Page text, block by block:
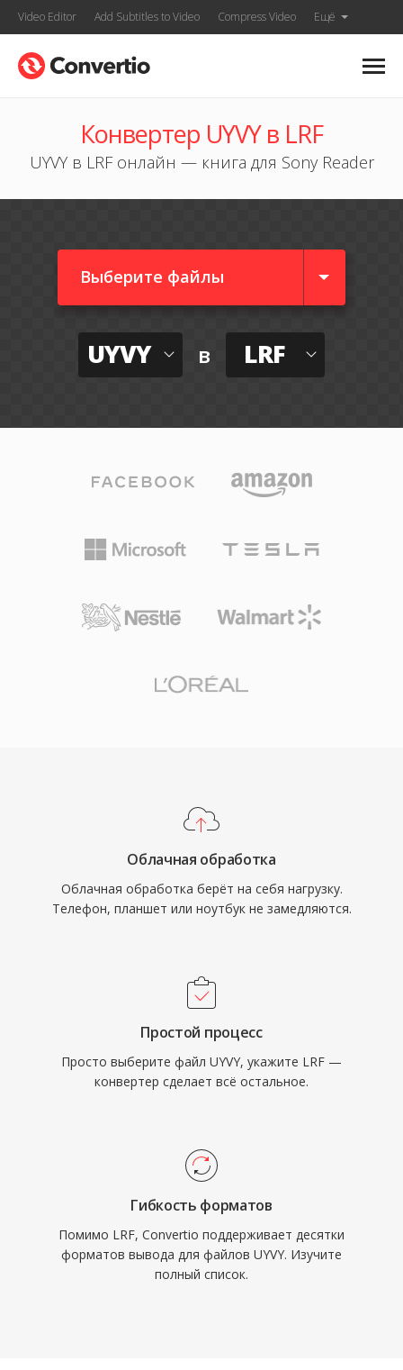
Video Editor Add Subtitles to Video Compress Video Ещё
Конвертер UYVY в LRF
UYVY в LRF онлайн — книга для Sony Reader
Выберите файлы
UYVY в LRF
Облачная обработка
Облачная обработка берёт на себя нагрузку.
Телефон, планшет или ноутбук не замедляются.
Простой процесс
Просто выберите файл UYVY, укажите LRF —
конвертер сделает всё остальное.
Гибкость форматов
Помимо LRF, Convertio поддерживает десятки
форматов вывода для файлов UYVY. Изучите
полный список.